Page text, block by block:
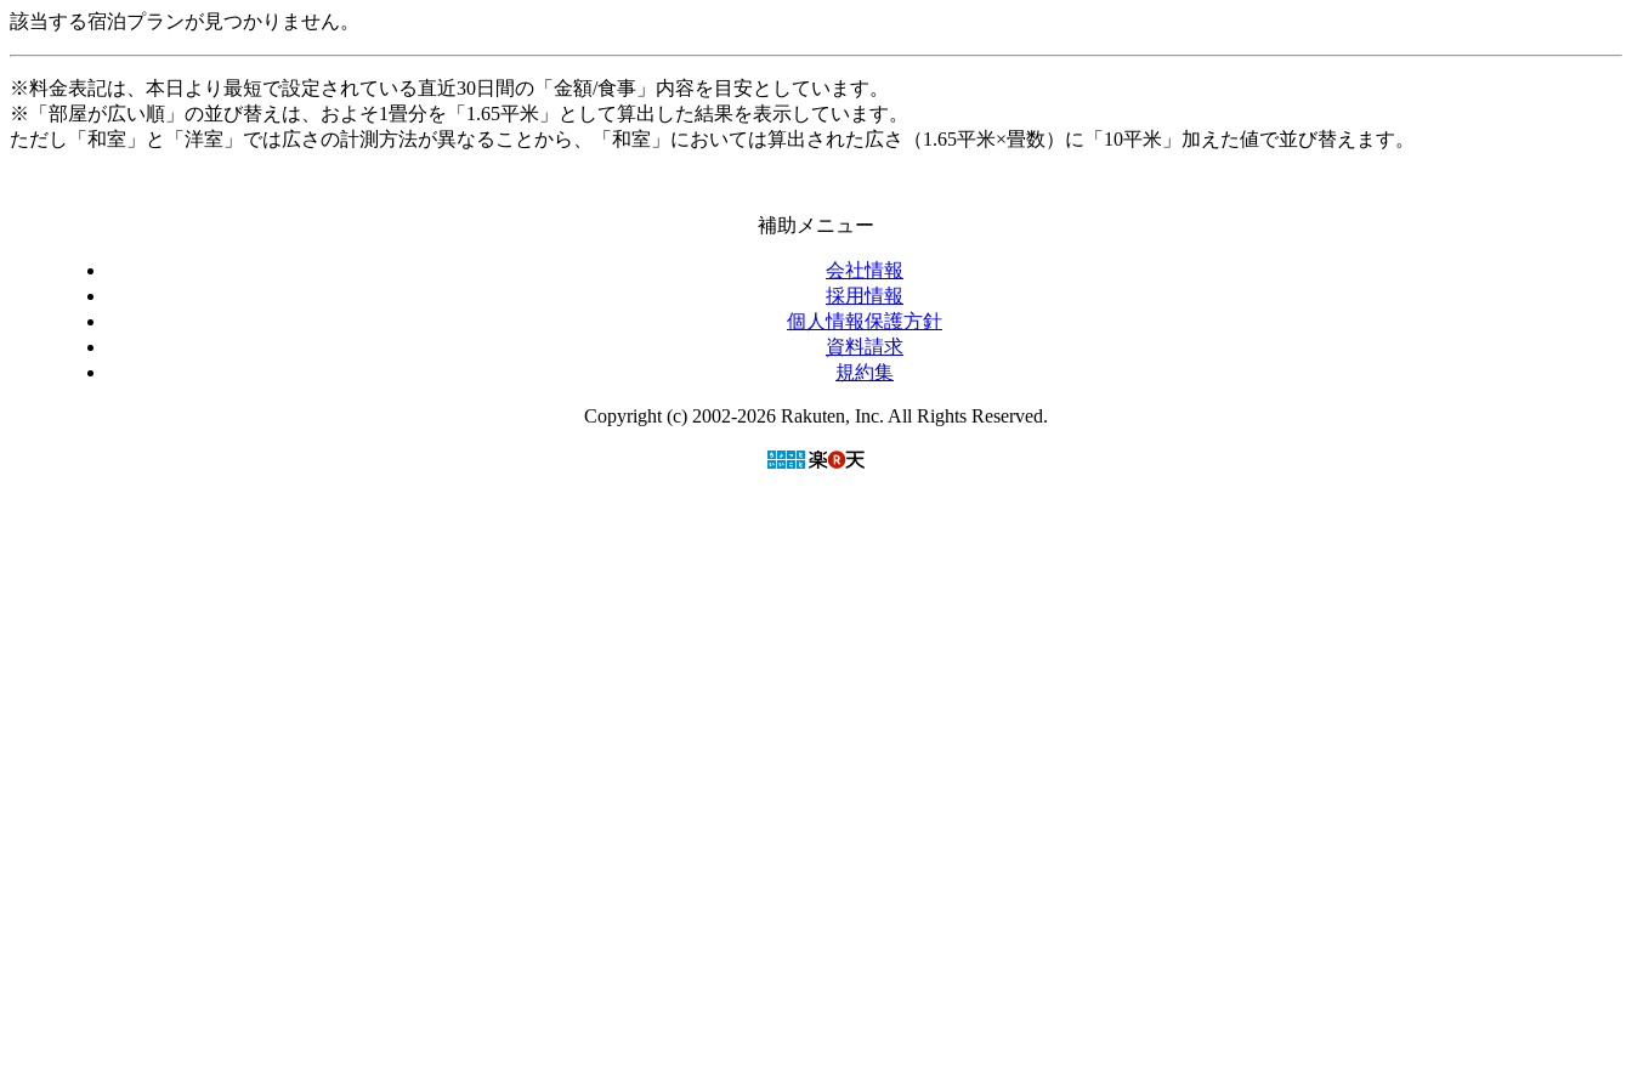
該当する宿泊プランが見つかりません。
※料金表記は、本日より最短で設定されている直近30日間の「金額/食事」内容を目安としています。
※「部屋が広い順」の並び替えは、およそ1畳分を「1.65平米」として算出した結果を表示しています。
ただし「和室」と「洋室」では広さの計測方法が異なることから、「和室」においては算出された広さ（1.65平米×畳数）に「10平米」加えた値で並び替えます。
補助メニュー
会社情報
採用情報
個人情報保護方針
資料請求
規約集
Copyright (c) 2002-2026 Rakuten, Inc. All Rights Reserved.